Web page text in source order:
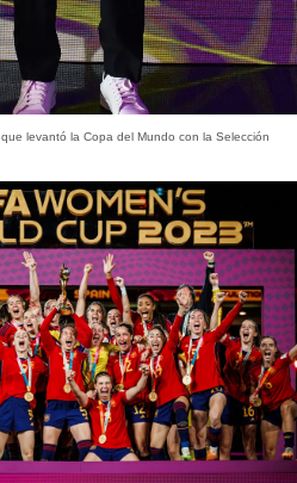
levantó la Copa del Mundo con la Selección